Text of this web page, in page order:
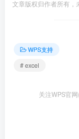
文章版权归作者所有，
WPS支持
# excel
关注WPS官